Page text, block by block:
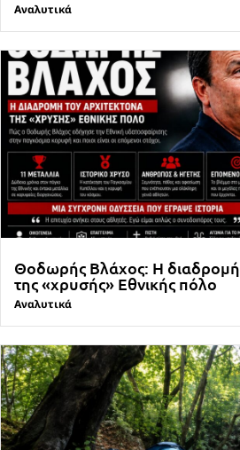
Αναλυτικά
Θοδωρής Βλάχος: Η διαδρομή
της «χρυσής» Εθνικής πόλο
Αναλυτικά